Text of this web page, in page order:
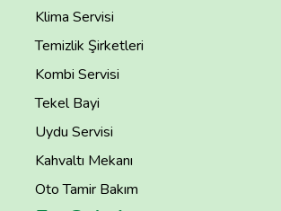
Klima Servisi
Temizlik Şirketleri
Kombi Servisi
Tekel Bayi
Uydu Servisi
Kahvaltı Mekanı
Oto Tamir Bakım